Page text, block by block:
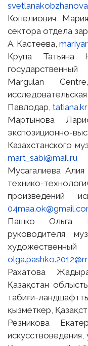
Копелиович
сектора отдела
А. Кастеева,
Крупа Татьяна
государственный
Margulan
Павлодар,
Мартынова
экспозиционно-
Казахстанского
mart_sabi@mail.ru
Мусагалиева
технико-
произведений
Пашко Ольга
руководителя
Рахатова
Қазақстан
табиғи-
қызметкер,
Резникова